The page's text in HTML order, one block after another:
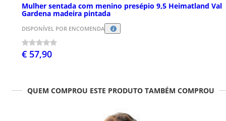
Mulher sentada com menino presépio 9,5 Heimatland Val
Gardena madeira pintada
DISPONÍVEL POR ENCOMENDA
€ 57,90
QUEM COMPROU ESTE PRODUTO TAMBÉM COMPROU